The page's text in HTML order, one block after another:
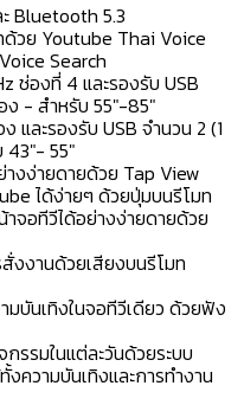
Bluetooth 5.3
วย Youtube Thai Voice
Search
ช่องที่ 4 และรองรับ USB
ง - สำหรับ 55"-85"
และรองรับ USB จำนวน 2 (1
43"- 55"
งง่ายดายด้วย Tap View
ได้ง่ายๆ ด้วยปุ่มบนรีโมท
าจอทีวีได้อย่างง่ายดายด้วย
งงานด้วยเสียงบนรีโมท
บันเทิงในจอทีวีเดียว ด้วยฟัง
รรมในแต่ละวันด้วยระบบ
ความบันเทิงและการทำงาน